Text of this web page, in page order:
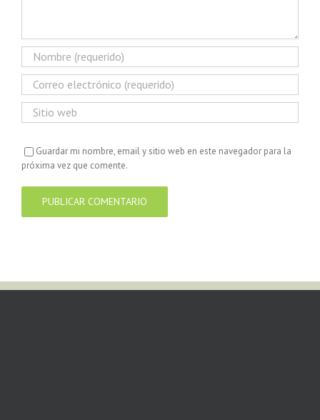
Guardar mi nombre, email y sitio web en este navegador para la
próxima vez que comente.